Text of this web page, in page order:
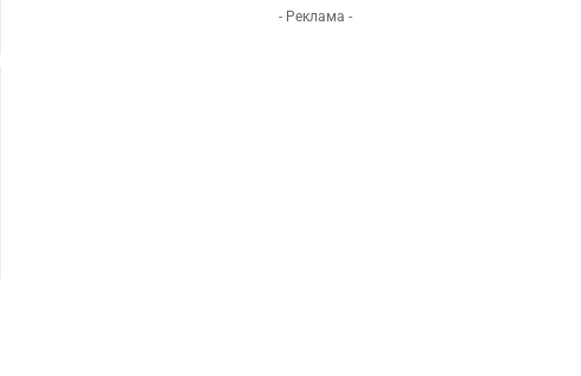
- Реклама -